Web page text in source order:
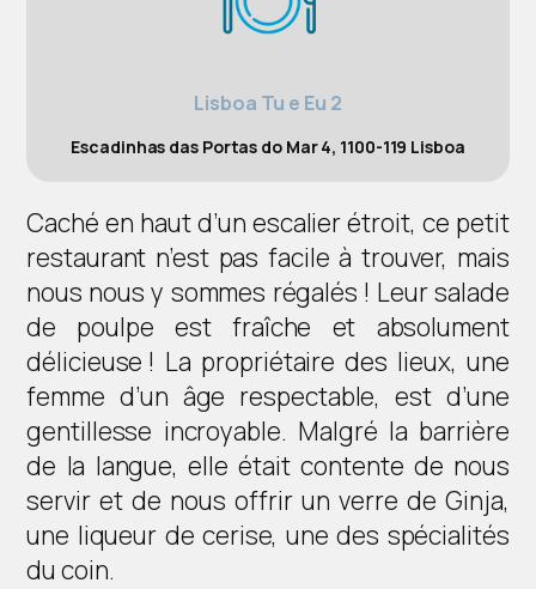
Lisboa Tu e Eu 2
Escadinhas das Portas do Mar 4, 1100-119 Lisboa
Caché en haut d’un escalier étroit, ce petit
restaurant n’est pas facile à trouver, mais
nous nous y sommes régalés ! Leur salade
de poulpe est fraîche et absolument
délicieuse ! La propriétaire des lieux, une
femme d’un âge respectable, est d’une
gentillesse incroyable. Malgré la barrière
de la langue, elle était contente de nous
servir et de nous offrir un verre de Ginja,
une liqueur de cerise, une des spécialités
du coin.